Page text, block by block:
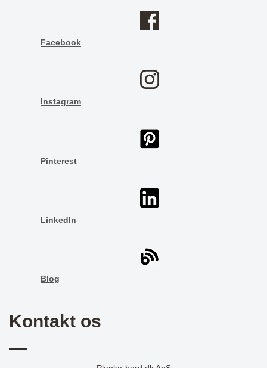
Facebook
Instagram
Pinterest
LinkedIn
Blog
Kontakt os